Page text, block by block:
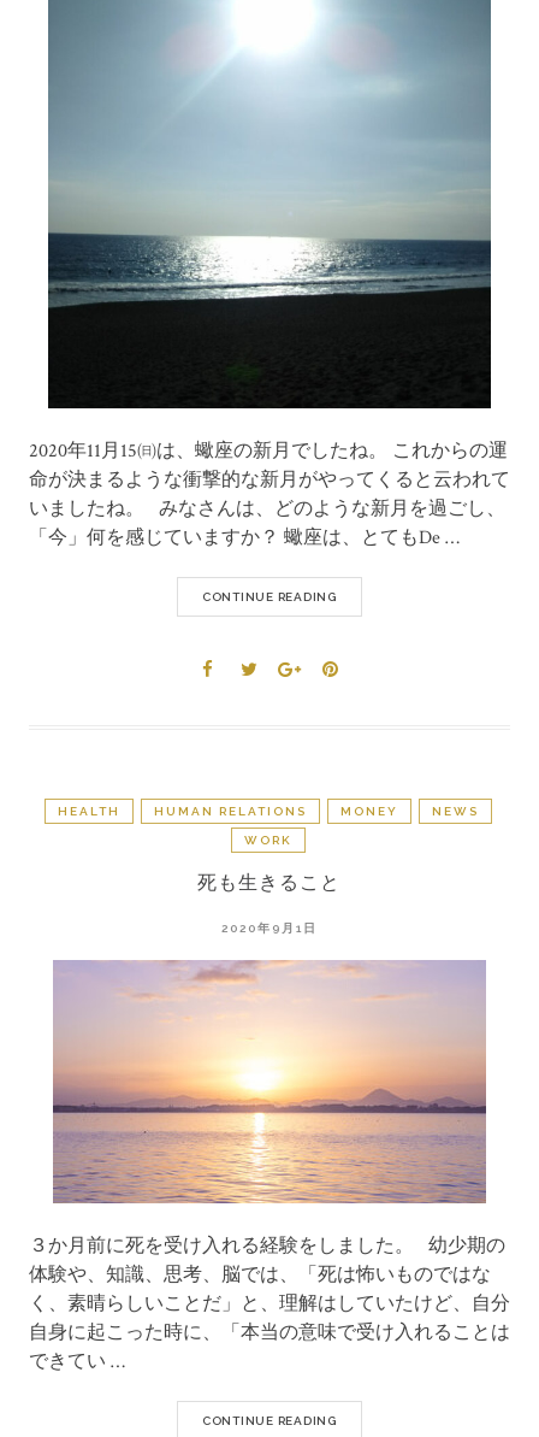
2020年11月15㈰は、蠍座の新月でしたね。 これからの運
命が決まるような衝撃的な新月がやってくると云われて
いましたね。 みなさんは、どのような新月を過ごし、
「今」何を感じていますか？ 蠍座は、とてもDe …
CONTINUE READING
HEALTH HUMAN RELATIONS MONEY NEWS
WORK
死も生きること
2020年9月1日
３か月前に死を受け入れる経験をしました。 幼少期の
体験や、知識、思考、脳では、「死は怖いものではな
く、素晴らしいことだ」と、理解はしていたけど、自分
自身に起こった時に、「本当の意味で受け入れることは
できてい …
CONTINUE READING